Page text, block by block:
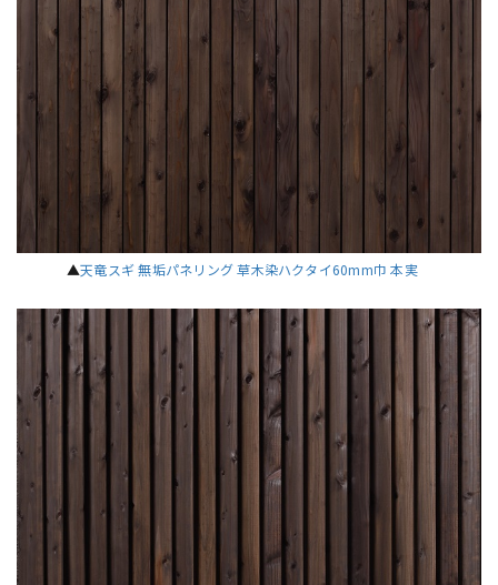
▲天竜スギ 無垢パネリング 草木染ハクタイ60mm巾 本実